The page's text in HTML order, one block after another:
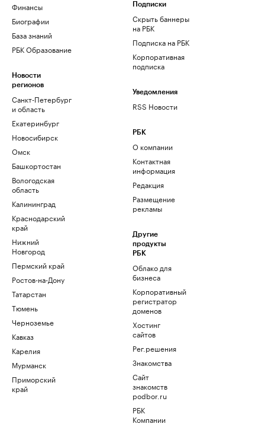
Финансы
Биографии
База знаний
РБК Образование
Новости
регионов
Санкт-Петербург
и область
Екатеринбург
Новосибирск
Омск
Башкортостан
Вологодская
область
Калининград
Краснодарский
край
Нижний
Новгород
Пермский край
Ростов-на-Дону
Татарстан
Тюмень
Черноземье
Кавказ
Карелия
Мурманск
Приморский
край
Подписки
Скрыть баннеры
на РБК
Подписка на РБК
Корпоративная
подписка
Уведомления
RSS Новости
РБК
О компании
Контактная
информация
Редакция
Размещение
рекламы
Другие
продукты
РБК
Облако для
бизнеса
Корпоративный
регистратор
доменов
Хостинг
сайтов
Рег.решения
Знакомства
Сайт
знакомств
podbor.ru
РБК
Компании